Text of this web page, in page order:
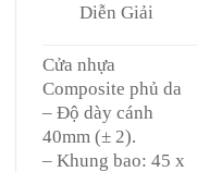
Diễn Giải
Cửa nhựa
Composite phủ da
– Độ dày cánh
40mm (± 2).
– Khung bao: 45 x